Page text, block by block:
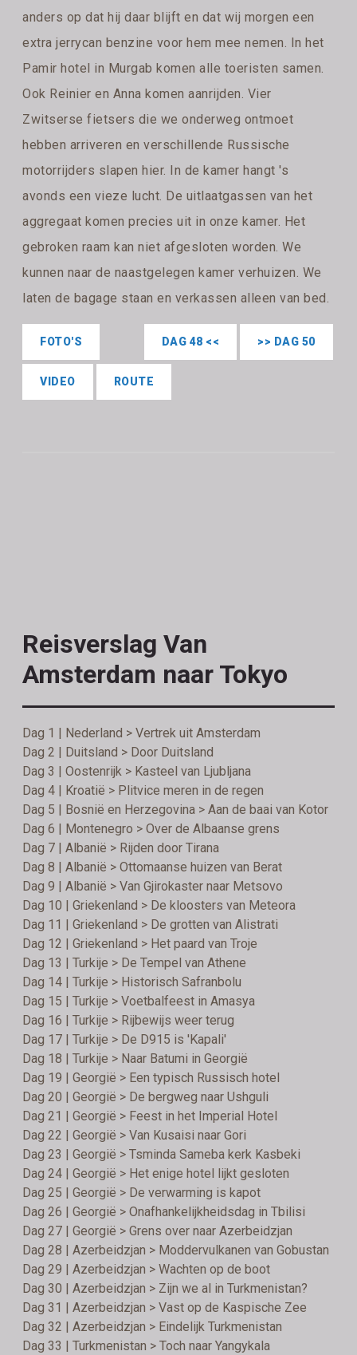
anders op dat hij daar blijft en dat wij morgen een
extra jerrycan benzine voor hem mee nemen. In het
Pamir hotel in Murgab komen alle toeristen samen.
Ook Reinier en Anna komen aanrijden. Vier
Zwitserse fietsers die we onderweg ontmoet
hebben arriveren en verschillende Russische
motorrijders slapen hier. In de kamer hangt 's
avonds een vieze lucht. De uitlaatgassen van het
aggregaat komen precies uit in onze kamer. Het
gebroken raam kan niet afgesloten worden. We
kunnen naar de naastgelegen kamer verhuizen. We
laten de bagage staan en verkassen alleen van bed.
>> DAG 50
DAG 48 <<
FOTO'S
VIDEO ROUTE
Reisverslag Van
Amsterdam naar Tokyo
Dag 1 | Nederland > Vertrek uit Amsterdam
Dag 2 | Duitsland > Door Duitsland
Dag 3 | Oostenrijk > Kasteel van Ljubljana
Dag 4 | Kroatië > Plitvice meren in de regen
Dag 5 | Bosnië en Herzegovina > Aan de baai van Kotor
Dag 6 | Montenegro > Over de Albaanse grens
Dag 7 | Albanië > Rijden door Tirana
Dag 8 | Albanië > Ottomaanse huizen van Berat
Dag 9 | Albanië > Van Gjirokaster naar Metsovo
Dag 10 | Griekenland > De kloosters van Meteora
Dag 11 | Griekenland > De grotten van Alistrati
Dag 12 | Griekenland > Het paard van Troje
Dag 13 | Turkije > De Tempel van Athene
Dag 14 | Turkije > Historisch Safranbolu
Dag 15 | Turkije > Voetbalfeest in Amasya
Dag 16 | Turkije > Rijbewijs weer terug
Dag 17 | Turkije > De D915 is 'Kapali'
Dag 18 | Turkije > Naar Batumi in Georgië
Dag 19 | Georgië > Een typisch Russisch hotel
Dag 20 | Georgië > De bergweg naar Ushguli
Dag 21 | Georgië > Feest in het Imperial Hotel
Dag 22 | Georgië > Van Kusaisi naar Gori
Dag 23 | Georgië > Tsminda Sameba kerk Kasbeki
Dag 24 | Georgië > Het enige hotel lijkt gesloten
Dag 25 | Georgië > De verwarming is kapot
Dag 26 | Georgië > Onafhankelijkheidsdag in Tbilisi
Dag 27 | Georgië > Grens over naar Azerbeidzjan
Dag 28 | Azerbeidzjan > Moddervulkanen van Gobustan
Dag 29 | Azerbeidzjan > Wachten op de boot
Dag 30 | Azerbeidzjan > Zijn we al in Turkmenistan?
Dag 31 | Azerbeidzjan > Vast op de Kaspische Zee
Dag 32 | Azerbeidzjan > Eindelijk Turkmenistan
Dag 33 | Turkmenistan > Toch naar Yangykala